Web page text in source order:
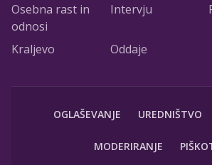
Osebna rast in
odnosi
Intervju
Kraljevo Oddaje
OGLAŠEVANJE UREDNIŠTVO
MODERIRANJE